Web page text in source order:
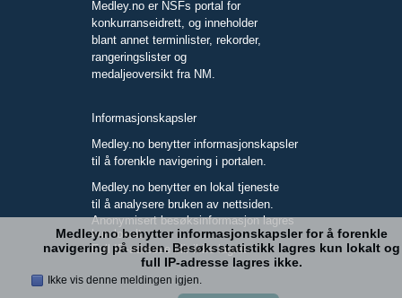
Medley.no er NSFs portal for
konkurranseidrett, og inneholder
blant annet terminlister, rekorder,
rangeringslister og
medaljeoversikt fra NM.
Informasjonskapsler
Medley.no benytter informasjonskapsler
til å forenkle navigering i portalen.
Medley.no benytter en lokal tjeneste
til å analysere bruken av nettsiden.
Anonymisert besøksinformasjon lagres
kun lokalt.
Full IP-adresse blir ikke lagret.
Medley.no benytter informasjonskapsler for å forenkle
navigering på siden. Besøksstatistikk lagres kun lokalt og
full IP-adresse lagres ikke.
Ikke vis denne meldingen igjen.